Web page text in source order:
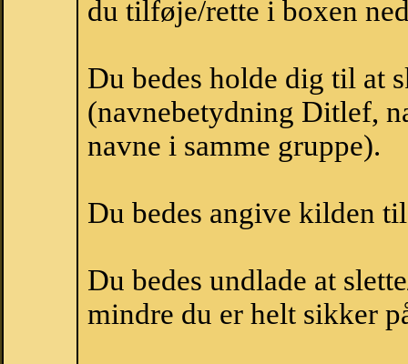
du tilføje/rette i boxen
Du bedes holde dig til at
(navnebetydning Ditlef,
navne i samme gruppe).
Du bedes angive kilden
Du bedes undlade at
mindre du er helt sikker